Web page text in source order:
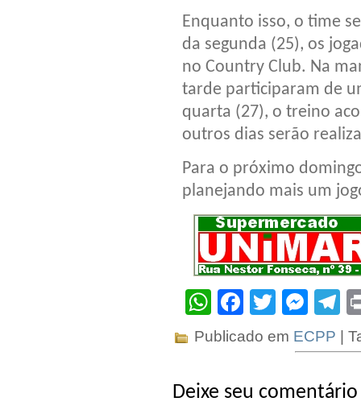
Enquanto isso, o time
da segunda (25), os
no Country Club. Na
tarde participaram de
quarta (27), o treino
outros dias serão
Para o próximo
planejando mais um
WhatsApp
Facebook
Twitter
Publicado em ECPP |
Deixe seu comentário